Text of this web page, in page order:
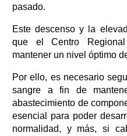
pasado.
Este descenso y la
que el Centro
mantener un nivel óptimo
Por ello, es necesario
sangre a fin de
abastecimiento de
esencial para poder
normalidad, y más, si